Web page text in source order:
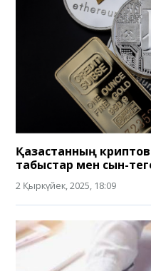
Қазақстанның
табыстар мен сын-
2 Қыркүйек, 2025, 18:09